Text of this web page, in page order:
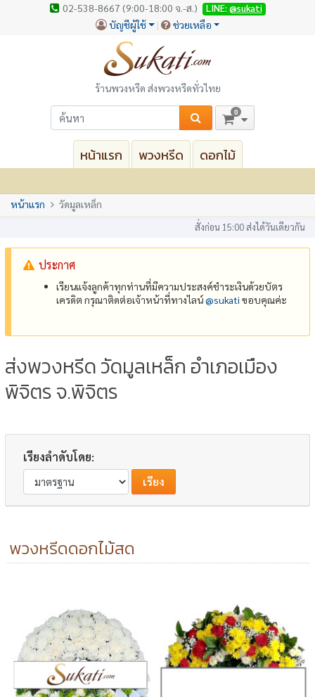
02-538-8667 (9:00-18:00 จ.-ส.) LINE: @sukati
บัญชีผู้ใช้ ช่วยเหลือ
ร้านพวงหรีด ส่งพวงหรีดทั่วไทย
0
หน้าแรก พวงหรีด ดอกไม้
หน้าแรก วัดมูลเหล็ก
สั่งก่อน 15:00 ส่งได้วันเดียวกัน
ประกาศ
เรียนแจ้งลูกค้าทุกท่านที่มีความประสงค์ชำระเงินด้วยบัตร
เครดิต กรุณาติดต่อเจ้าหน้าที่ทางไลน์@‌sukati ขอบคุณค่ะ
ส่งพวงหรีด วัดมูลเหล็ก อำเภอเมือง
พิจิตร จ.พิจิตร
เรียงลำดับโดย:
พวงหรีดดอกไม้สด